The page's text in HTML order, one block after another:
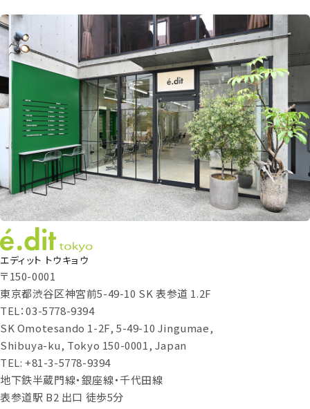
エディット トウキョウ
〒150-0001
東京都渋谷区神宮前5-49-10 SK 表参道 1.2F
TEL：03-5778-9394
SK Omotesando 1-2F, 5-49-10 Jingumae,
Shibuya-ku, Tokyo 150-0001, Japan
TEL: +81-3-5778-9394
地下鉄半蔵門線・銀座線・千代田線
表参道駅 B2 出口 徒歩5分